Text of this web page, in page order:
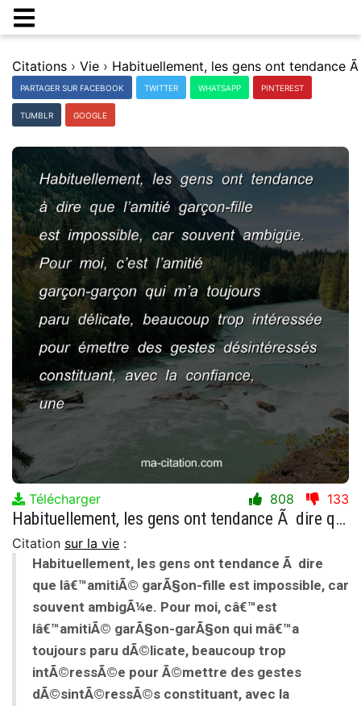
Citations › Vie ›
PARTAGER SUR FACEBOOK TWITTER WHATSAPP PINTEREST
TUMBLR GOOGLE
Télécharger 808 133
Habituellement, les gens ont tendance Ã dire que lâ€™amitiÃ© garÃ§on-fille est impossible, car souvent ambigÃ¼e. Pour moi, câ€™est lâ€™amitiÃ© garÃ§on-garÃ§on qui mâ€™a toujours paru dÃ©licate, beaucoup trop intÃ©ressÃ©e pour Ã©mettre des gestes dÃ©sintÃ©ressÃ©s constituant, avec la confiance, une
Citation sur la vie :
Habituellement, les gens ont tendance Ã dire
que lâ€™amitiÃ© garÃ§on-fille est impossible, car
souvent ambigÃ¼e. Pour moi, câ€™est
lâ€™amitiÃ© garÃ§on-garÃ§on qui mâ€™a
toujours paru dÃ©licate, beaucoup trop
intÃ©ressÃ©e pour Ã©mettre des gestes
dÃ©sintÃ©ressÃ©s constituant, avec la